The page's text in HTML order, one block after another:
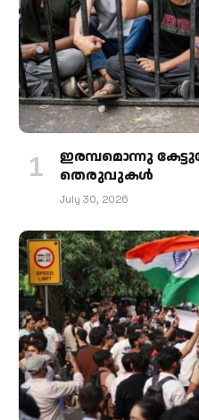
ഇരമ്പമൊന്നു
തെരുവുകള്‍
July 30, 2026